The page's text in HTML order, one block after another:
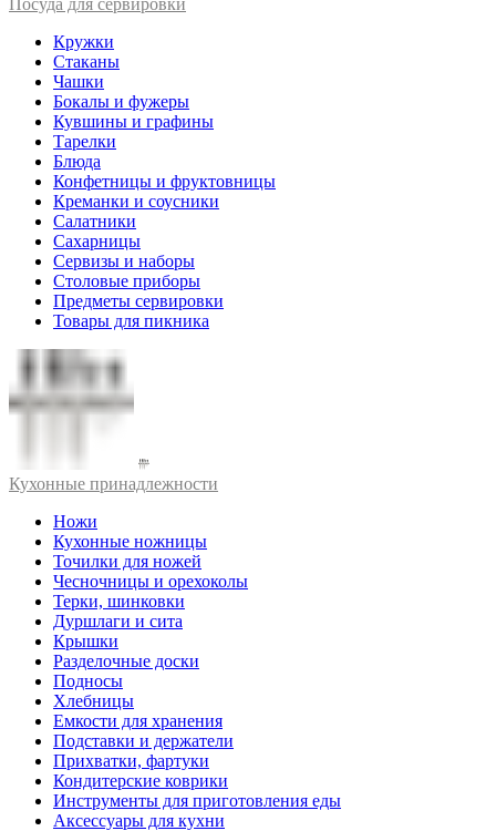
Кружки
Стаканы
Чашки
Бокалы и фужеры
Кувшины и графины
Тарелки
Блюда
Конфетницы и фруктовницы
Креманки и соусники
Салатники
Сахарницы
Сервизы и наборы
Столовые приборы
Предметы сервировки
Товары для пикника
Кухонные принадлежности
Ножи
Кухонные ножницы
Точилки для ножей
Чесночницы и орехоколы
Терки, шинковки
Дуршлаги и сита
Крышки
Разделочные доски
Подносы
Хлебницы
Емкости для хранения
Подставки и держатели
Прихватки, фартуки
Кондитерские коврики
Инструменты для приготовления еды
Аксессуары для кухни